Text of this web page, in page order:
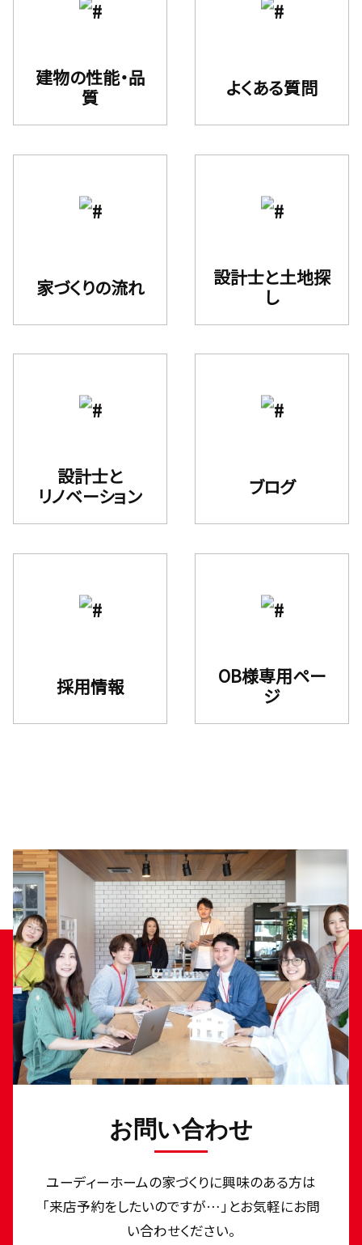
建物の性能・品
質
よくある質問
家づくりの流れ
設計⼠と⼟地探
し
設計士と
リノベーション
ブログ
採用情報
OB様専用ペー
ジ
お問い合わせ
ユーディーホームの家づくりに興味のある⽅は
「来店予約をしたいのですが…」とお気軽にお問
い合わせください。